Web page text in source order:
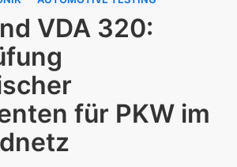
VDA 320:
für PKW im